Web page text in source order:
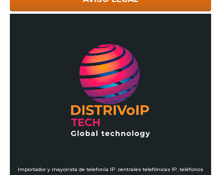
Importador y mayorista de telefonía IP. centrales telefónicas IP, teléfonos